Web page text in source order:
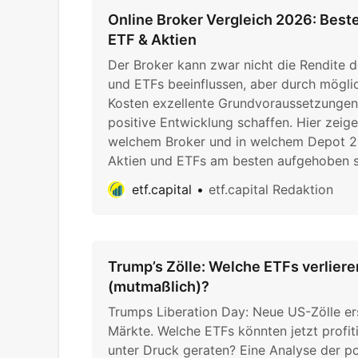
Online Broker Vergleich 2026:
ETF & Aktien
Der Broker kann zwar nicht die Rendite
und ETFs beeinflussen, aber durch
Kosten exzellente
positive Entwicklung schaffen. Hier
welchem Broker und in welchem Depot
Aktien und ETFs am besten aufgehoben
etf.capital
etf.capital Redaktion
Trump’s Zölle: Welche ETFs
(mutmaßlich)?
Trumps Liberation Day: Neue US-Zölle
Märkte. Welche ETFs könnten jetzt
unter Druck geraten? Eine Analyse der